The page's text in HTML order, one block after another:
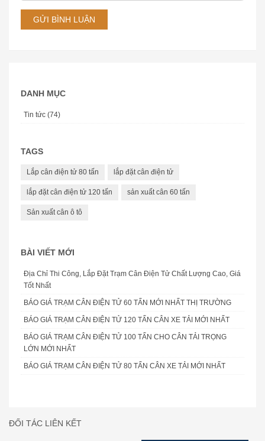
GỬI BÌNH LUẬN
DANH MỤC
Tin tức (74)
TAGS
Lắp cân điện tử 80 tấn lắp đặt cân điện tử
lắp đặt cân điện tử 120 tấn sản xuất cân 60 tấn
Sản xuất cân ô tô
BÀI VIẾT MỚI
Địa Chỉ Thi Công, Lắp Đặt Trạm Cân Điện Tử Chất Lượng Cao, Giá
Tốt Nhất
BÁO GIÁ TRẠM CÂN ĐIỆN TỬ 60 TẤN MỚI NHẤT THỊ TRƯỜNG
BÁO GIÁ TRẠM CÂN ĐIỆN TỬ 120 TẤN CÂN XE TẢI MỚI NHẤT
BÁO GIÁ TRẠM CÂN ĐIỆN TỬ 100 TẤN CHO CÂN TẢI TRỌNG
LỚN MỚI NHẤT
BÁO GIÁ TRẠM CÂN ĐIỆN TỬ 80 TẤN CÂN XE TẢI MỚI NHẤT
ĐỐI TÁC LIÊN KẾT